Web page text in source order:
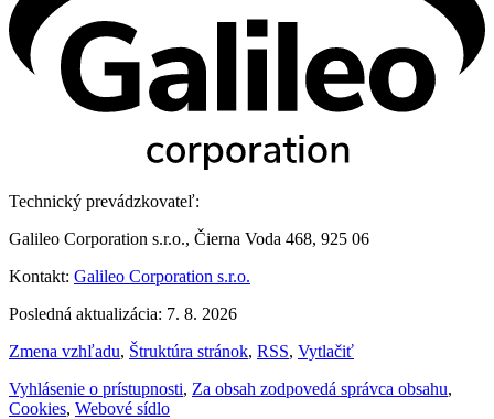
Technický prevádzkovateľ:
Galileo Corporation s.r.o., Čierna Voda 468, 925 06
Kontakt: Galileo Corporation s.r.o.
Posledná aktualizácia: 7. 8. 2026
Zmena vzhľadu, Štruktúra stránok, RSS, Vytlačiť
Vyhlásenie o prístupnosti, Za obsah zodpovedá správca obsahu,
Cookies, Webové sídlo